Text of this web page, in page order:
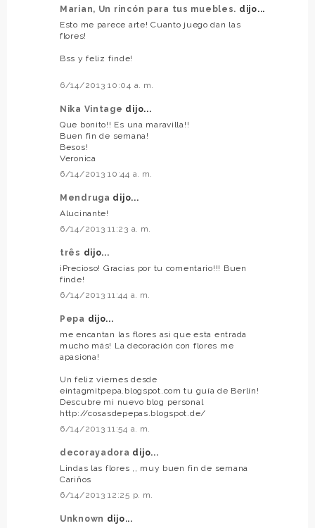
Marian, Un rincón para tus muebles. dijo...
Esto me parece arte! Cuanto juego dan las
flores!
Bss y feliz finde!
6/14/2013 10:04 a. m.
Nika Vintage dijo...
Que bonito!! Es una maravilla!!
Buen fin de semana!
Besos!
Veronica
6/14/2013 10:44 a. m.
Mendruga dijo...
Alucinante!
6/14/2013 11:23 a. m.
três dijo...
¡Precioso! Gracias por tu comentario!!! Buen
finde!
6/14/2013 11:44 a. m.
Pepa dijo...
me encantan las flores asi que esta entrada
mucho más! La decoración con flores me
apasiona!
Un feliz viernes desde
eintagmitpepa.blogspot.com tu guía de Berlín!
Descubre mi nuevo blog personal
http://cosasdepepas.blogspot.de/
6/14/2013 11:54 a. m.
decorayadora dijo...
Lindas las flores ,, muy buen fin de semana
Cariños
6/14/2013 12:25 p. m.
Unknown dijo...